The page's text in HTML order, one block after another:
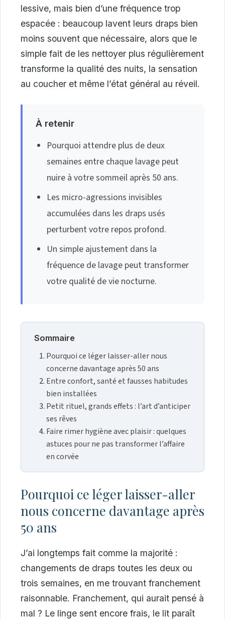
lessive, mais bien d’une fréquence trop
espacée : beaucoup lavent leurs draps bien
moins souvent que nécessaire, alors que le
simple fait de les nettoyer plus régulièrement
transforme la qualité des nuits, la sensation
au coucher et même l’état général au réveil.
À retenir
Pourquoi attendre plus de deux
semaines entre chaque lavage peut
nuire à votre sommeil après 50 ans.
Les micro-agressions invisibles
accumulées dans les draps usés
perturbent votre repos profond.
Un simple ajustement dans la
fréquence de lavage peut transformer
votre qualité de vie nocturne.
Sommaire
Pourquoi ce léger laisser-aller nous
concerne davantage après 50 ans
Entre confort, santé et fausses habitudes
bien installées
Petit rituel, grands effets : l’art d’anticiper
ses rêves
Faire rimer hygiène avec plaisir : quelques
astuces pour ne pas transformer l’affaire
en corvée
Pourquoi ce léger laisser-aller
nous concerne davantage après
50 ans
J’ai longtemps fait comme la majorité :
changements de draps toutes les deux ou
trois semaines, en me trouvant franchement
raisonnable. Franchement, qui aurait pensé à
mal ? Le linge sent encore frais, le lit paraît